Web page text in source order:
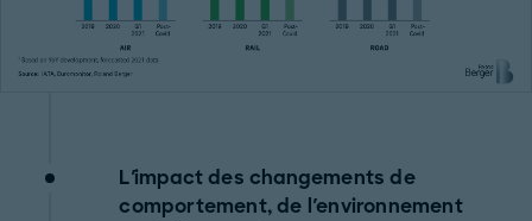
L'impact des changements de
comportement, de l'environnement